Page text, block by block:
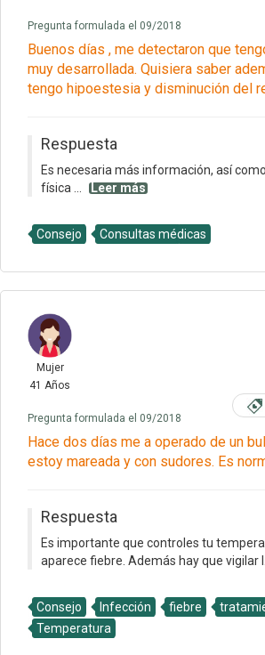
Pregunta formulada el 09/2018
Buenos días , me detectaron que
muy desarrollada. Quisiera saber
tengo hipoestesia y disminución del
Respuesta
Es necesaria más información, así
física ...
Leer más
Consejo Consultas médicas
Mujer
41 Años
Pregunta formulada el 09/2018
Hace dos días me a operado de un
estoy mareada y con sudores. Es
Respuesta
Es importante que controles tu
aparece fiebre. Además hay que vigilar
Consejo Infección fiebre
Temperatura